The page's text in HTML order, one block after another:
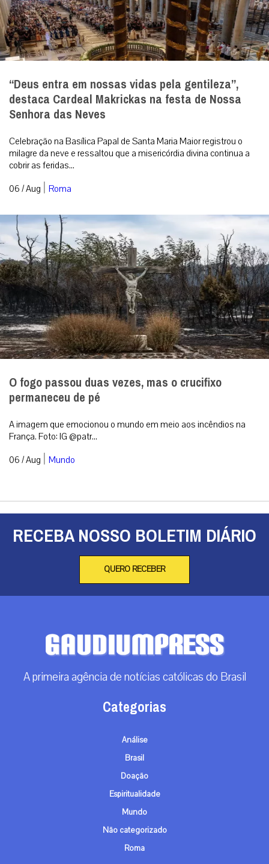
“Deus entra em nossas vidas pela gentileza”,
destaca Cardeal Makrickas na festa de Nossa
Senhora das Neves
Celebração na Basílica Papal de Santa Maria Maior registrou o
milagre da neve e ressaltou que a misericórdia divina continua a
cobrir as feridas...
06 / Aug | Roma
O fogo passou duas vezes, mas o crucifixo
permaneceu de pé
A imagem que emocionou o mundo em meio aos incêndios na
França. Foto: IG @patr...
06 / Aug | Mundo
RECEBA NOSSO BOLETIM DIÁRIO
QUERO RECEBER
A primeira agência de notícias católicas do Brasil
Categorias
Análise
Brasil
Doação
Espiritualidade
Mundo
Não categorizado
Roma